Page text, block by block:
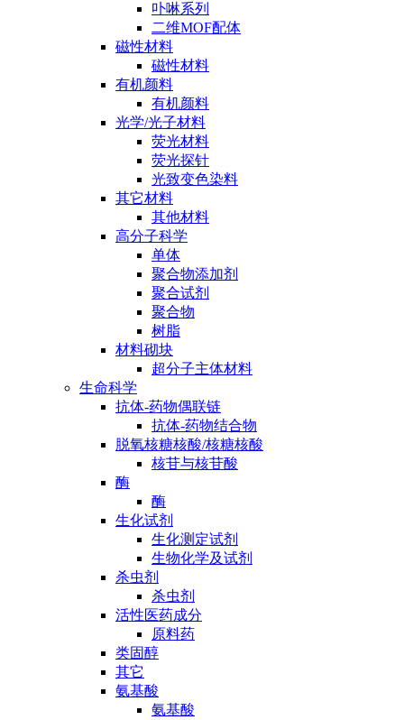
卟啉系列
二维MOF配体
磁性材料
磁性材料
有机颜料
有机颜料
光学/光子材料
荧光材料
荧光探针
光致变色染料
其它材料
其他材料
高分子科学
单体
聚合物添加剂
聚合试剂
聚合物
树脂
材料砌块
超分子主体材料
生命科学
抗体-药物偶联链
抗体-药物结合物
脱氧核糖核酸/核糖核酸
核苷与核苷酸
酶
酶
生化试剂
生化测定试剂
生物化学及试剂
杀虫剂
杀虫剂
活性医药成分
原料药
类固醇
其它
氨基酸
氨基酸